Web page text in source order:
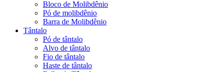
Bloco de Molibdênio
Pó de molibdênio
Barra de Molibdênio
Tântalo
Pó de tântalo
Alvo de tântalo
Fio de tântalo
Haste de tântalo